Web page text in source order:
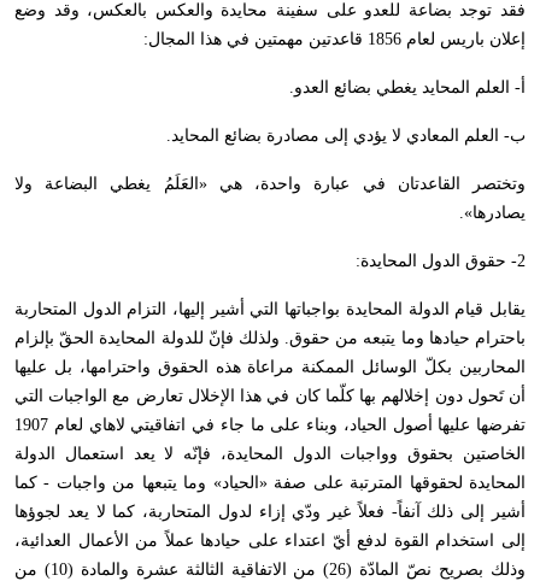
فقد توجد بضاعة للعدو على سفينة محايدة والعكس بالعكس، وقد وضع
إعلان باريس لعام 1856 قاعدتين مهمتين في هذا المجال:
أ- العلم المحايد يغطي بضائع العدو.
ب- العلم المعادي لا يؤدي إلى مصادرة بضائع المحايد.
وتختصر القاعدتان في عبارة واحدة، هي «العَلَمُ يغطي البضاعة ولا
يصادرها».
2- حقوق الدول المحايدة:
يقابل قيام الدولة المحايدة بواجباتها التي أشير إليها، التزام الدول المتحاربة
باحترام حيادها وما يتبعه من حقوق. ولذلك فإنّ للدولة المحايدة الحقّ بإلزام
المحاربين بكلّ الوسائل الممكنة مراعاة هذه الحقوق واحترامها، بل عليها
أن تَحول دون إخلالهم بها كلّما كان في هذا الإخلال تعارض مع الواجبات التي
تفرضها عليها أصول الحياد، وبناء على ما جاء في اتفاقيتي لاهاي لعام 1907
الخاصتين بحقوق وواجبات الدول المحايدة، فإنّه لا يعد استعمال الدولة
المحايدة لحقوقها المترتبة على صفة «الحياد» وما يتبعها من واجبات - كما
أشير إلى ذلك آنفاً- فعلاً غير ودّي إزاء لدول المتحاربة، كما لا يعد لجوؤها
إلى استخدام القوة لدفع أيّ اعتداء على حيادها عملاً من الأعمال العدائية،
وذلك بصريح نصّ المادّة (26) من الاتفاقية الثالثة عشرة والمادة (10) من